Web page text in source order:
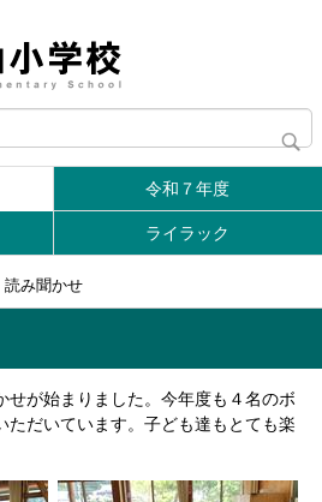
令和７年度
ライラック
読み聞かせ
が始まりました。今年度も４名のボ
ただいています。子ども達もとても楽